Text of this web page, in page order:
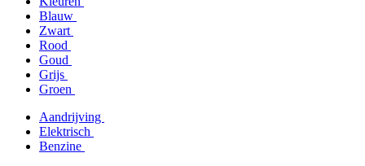
Blauw
Zwart
Rood
Goud
Grijs
Groen
Aandrijving
Elektrisch
Benzine